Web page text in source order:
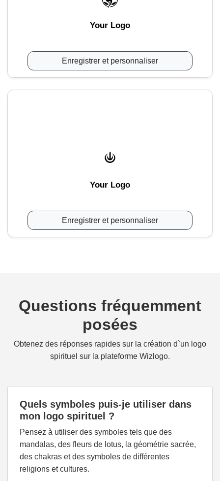
Your Logo
Enregistrer et personnaliser
Your Logo
Enregistrer et personnaliser
Questions fréquemment
posées
Obtenez des réponses rapides sur la création d`un logo
spirituel sur la plateforme Wizlogo.
Quels symboles puis-je utiliser dans
mon logo spirituel ?
Pensez à utiliser des symboles tels que des
mandalas, des fleurs de lotus, la géométrie sacrée,
des chakras et des symboles de différentes
religions et cultures.